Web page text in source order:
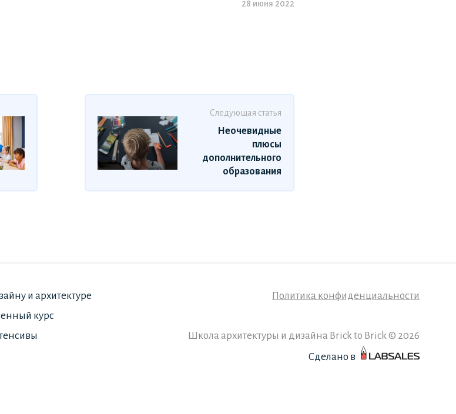
28 июня 2022
Следующая статья
Неочевидные
плюсы
дополнительного
образования
и архитектуре
курс
Политика конфиденциальности
Школа архитектуры и дизайна Brick to Brick © 2026
Сделано в